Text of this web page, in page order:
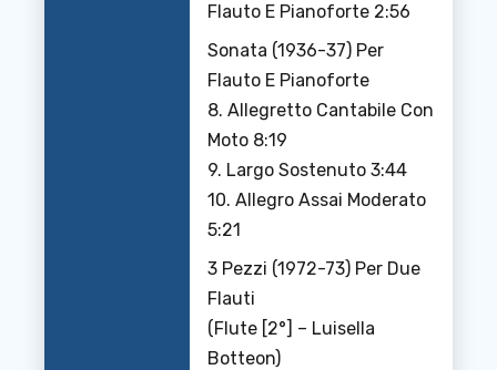
Flauto E Pianoforte 2:56
Sonata (1936-37) Per
Flauto E Pianoforte
8. Allegretto Cantabile Con
Moto 8:19
9. Largo Sostenuto 3:44
10. Allegro Assai Moderato
5:21
3 Pezzi (1972-73) Per Due
Flauti
(Flute [2°] – Luisella
Botteon)